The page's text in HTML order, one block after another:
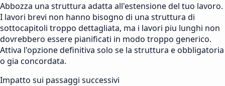
Abbozza una struttura adatta all'estensione del tuo lavoro.
I lavori brevi non hanno bisogno di una struttura di
sottocapitoli troppo dettagliata, ma i lavori piu lunghi non
dovrebbero essere pianificati in modo troppo generico.
Attiva l'opzione definitiva solo se la struttura e obbligatoria
o gia concordata.
Impatto sui passaggi successivi